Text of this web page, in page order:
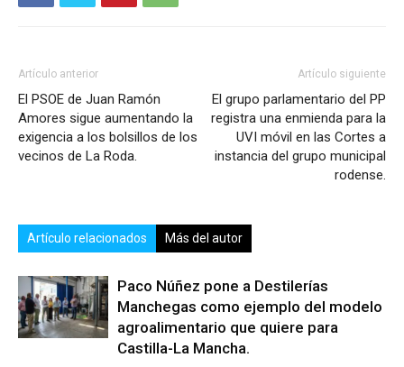
Artículo anterior
El PSOE de Juan Ramón
Amores sigue aumentando la
exigencia a los bolsillos de los
vecinos de La Roda.
Artículo siguiente
El grupo parlamentario del PP
registra una enmienda para la
UVI móvil en las Cortes a
instancia del grupo municipal
rodense.
Artículo relacionados Más del autor
Paco Núñez pone a Destilerías
Manchegas como ejemplo del modelo
agroalimentario que quiere para
Castilla-La Mancha.